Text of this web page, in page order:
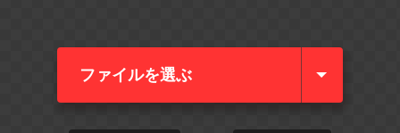
ファイルを選ぶ